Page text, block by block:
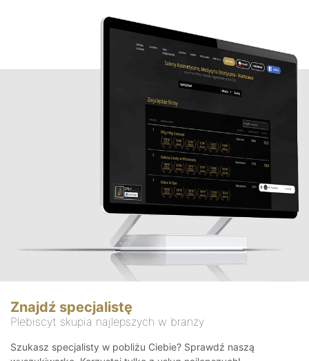
Znajdź specjalistę
Plebiscyt skupia najlepszych w branży
Szukasz specjalisty w pobliżu Ciebie? Sprawdź naszą